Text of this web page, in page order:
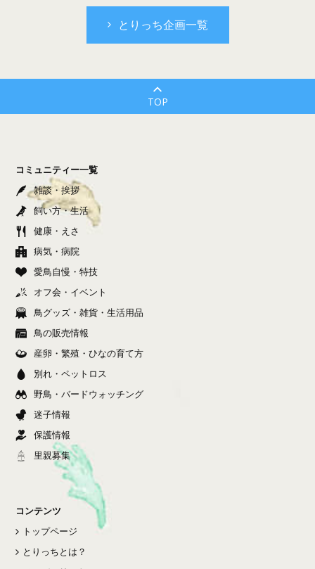
とりっち企画一覧
TOP
コミュニティー一覧
雑談・挨拶
飼い方・生活
健康・えさ
病気・病院
愛鳥自慢・特技
オフ会・イベント
鳥グッズ・雑貨・生活用品
鳥の販売情報
産卵・繁殖・ひなの育て方
別れ・ペットロス
野鳥・バードウォッチング
迷子情報
保護情報
里親募集
コンテンツ
トップページ
とりっちとは？